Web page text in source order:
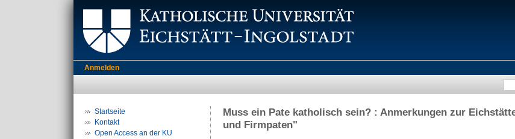
Anmelden
Startseite
Kontakt
Open Access an der KU
Muss ein Pate katholisch sein? : Anmerkungen zur
und Firmpaten"